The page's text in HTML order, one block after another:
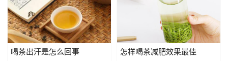
喝茶出汗是怎么回事 怎样喝茶减肥效果最佳